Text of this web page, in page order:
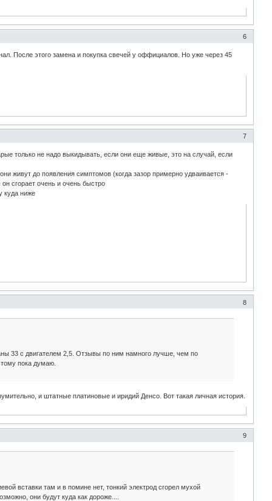
6
После этого замена и покупка свечей у оффициалов. Но уже через 45
7
только не надо выкидывать, если они еще живые, это на случай, если
живут до появления симптомов (когда зазор примерно удваивается -
сгорает очень и очень быстро
куда ниже
8
33 с двигателем 2,5. Отзывы по ним намного лучше, чем по
пока думаю.
и штатные платиновые и иридий Денсо. Вот такая личная история.
9
вставки там и в помине нет, тонкий электрод сгорел мухой
они будут куда как дороже....